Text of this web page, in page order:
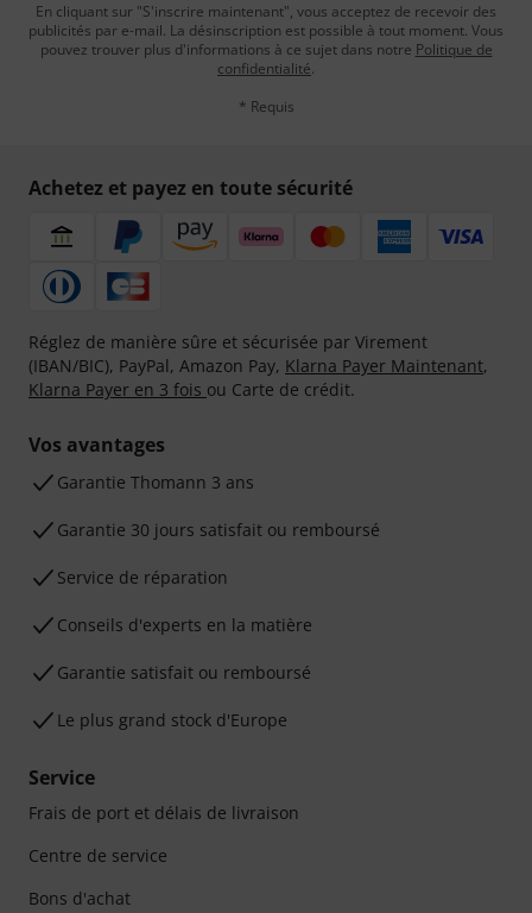
En cliquant sur "S'inscrire maintenant", vous acceptez de recevoir des
publicités par e-mail. La désinscription est possible à tout moment. Vous
pouvez trouver plus d'informations à ce sujet dans notre Politique de
confidentialité.
* Requis
Achetez et payez en toute sécurité
Réglez de manière sûre et sécurisée par Virement
(IBAN/BIC), PayPal, Amazon Pay, Klarna Payer Maintenant,
Klarna Payer en 3 fois ou Carte de crédit.
Vos avantages
Ga­ran­tie Thomann 3 ans
Garantie 30 jours satisfait ou remboursé
Service de réparation
Conseils d'experts en la matière
Garantie satisfait ou remboursé
Le plus grand stock d'Europe
Service
Frais de port et délais de livraison
Centre de service
Bons d'achat